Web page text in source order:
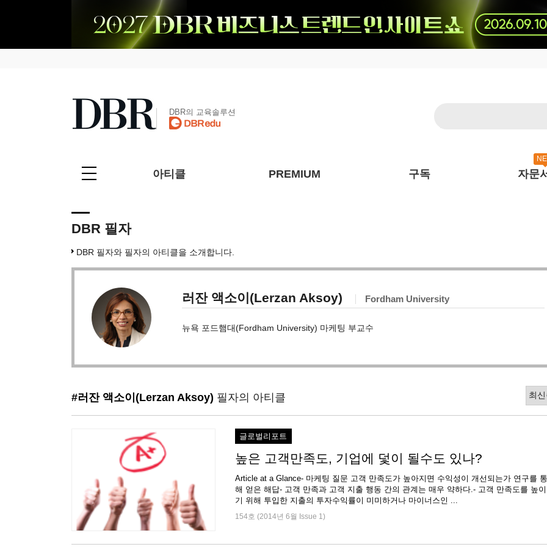
DBR의 교육솔루션
아티클 PREMIUM 구독 자문
DBR 필자
DBR 필자와 필자의 아티클을 소개합니다.
러잔 액소이(Lerzan Aksoy) Fordham University
뉴욕 포드햄대(Fordham University) 마케팅 부교수
#러잔 액소이(Lerzan Aksoy) 필자의 아티클
글로벌리포트
높은 고객만족도, 기업에 덫이 될수도 있나?
Article at a Glance- 마케팅 질문 고객 만족도가 높아지면 수익성이 개선되는가 연구를 통
해 얻은 해답- 고객 만족과 고객 지출 행동 간의 관계는 매우 약하다.- 고객 만족도를 높이
기 위해 투입한 지출의 투자수익률이 미미하거나 마이너스인 ...
154호 (2014년 6월 Issue 1)